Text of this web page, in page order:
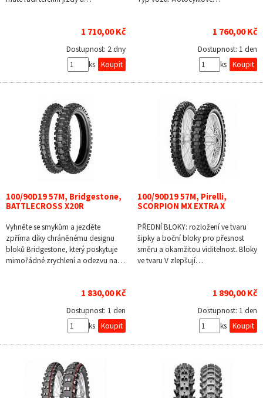
1 710,00 Kč
Dostupnost: 2 dny
ks
1 760,00 Kč
Dostupnost: 1 den
ks
100/90D19 57M, Bridgestone,
BATTLECROSS X20R
Vyhněte se smykům a jezděte
zpříma díky chráněnému designu
bloků Bridgestone, který poskytuje
mimořádné zrychlení a odezvu na…
1 830,00 Kč
Dostupnost: 1 den
ks
100/90D19 57M, Pirelli,
SCORPION MX EXTRA X
PŘEDNÍ BLOKY: rozložení ve tvaru
šipky a boční bloky pro přesnost
směru a okamžitou viditelnost. Bloky
ve tvaru V zlepšují…
1 890,00 Kč
Dostupnost: 1 den
ks